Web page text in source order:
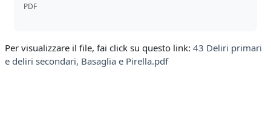
PDF
Per visualizzare il file, fai click su questo link: 43 Deliri primari
e deliri secondari, Basaglia e Pirella.pdf